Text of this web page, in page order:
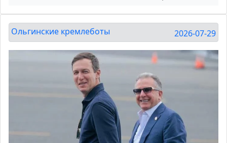
Ольгинские кремлеботы 2026-07-29